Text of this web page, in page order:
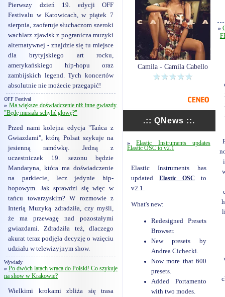
»
Camila - Camila Cabello
.:: QNews ::.
» Elastic Instruments updates
Elastic OSC to v2.1
Elastic Instruments has
updated Elastic OSC to
v2.1.
What's new:
Redesigned Presets
Browser.
New presets by
Andrea Cichecki.
Now more that 600
presets.
Added Portamento
with two modes.
Pierwszy dzień 19. edycji OFF
Festivalu w Katowicach, w piątek 7
sierpnia, zaoferuje słuchaczom szeroki
wachlarz zjawisk z pogranicza muzyki
alternatywnej - znajdzie się tu miejsce
dla brytyjskiego art rocku,
amerykańskiego hip-hopu oraz
zambijskich legend. Tych koncertów
absolutnie nie możecie przegapić!
OFF Festival
» Ma większe doświadczenie niż inne gwiazdy.
"Będę musiała schylić głowę?"
Przed nami kolejna edycja "Tańca z
Gwiazdami", którą Polsat szykuje na
jesienną ramówkę. Jedną z
uczestniczek 19. sezonu będzie
Mandaryna, która ma doświadczenie
na parkiecie, lecz jedynie hip-
hopowym. Jak sprawdzi się więc w
tańcu towarzyskim? W rozmowie z
Interią Muzyką zdradziła, czy myśli,
że ma przewagę nad pozostałymi
gwiazdami. Zdradziła też, dlaczego
akurat teraz podjęła decyzję o wzięciu
udziału w telewizyjnym show.
Wywiady
» Po dwóch latach wraca do Polski! Co szykuje
na show w Krakowie?
Wielkimi krokami zbliża się trasa